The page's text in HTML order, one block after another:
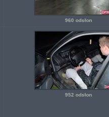
960 odsłon
952 odsłon